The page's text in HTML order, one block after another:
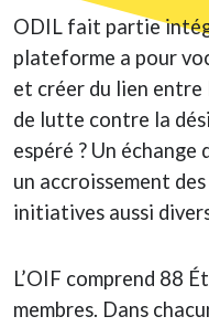
ODIL fait partie
plateforme a pour
et créer du lien
de lutte contre la
espéré ? Un échange
un accroissement
initiatives aussi
L’OIF comprend 88
membres. Dans